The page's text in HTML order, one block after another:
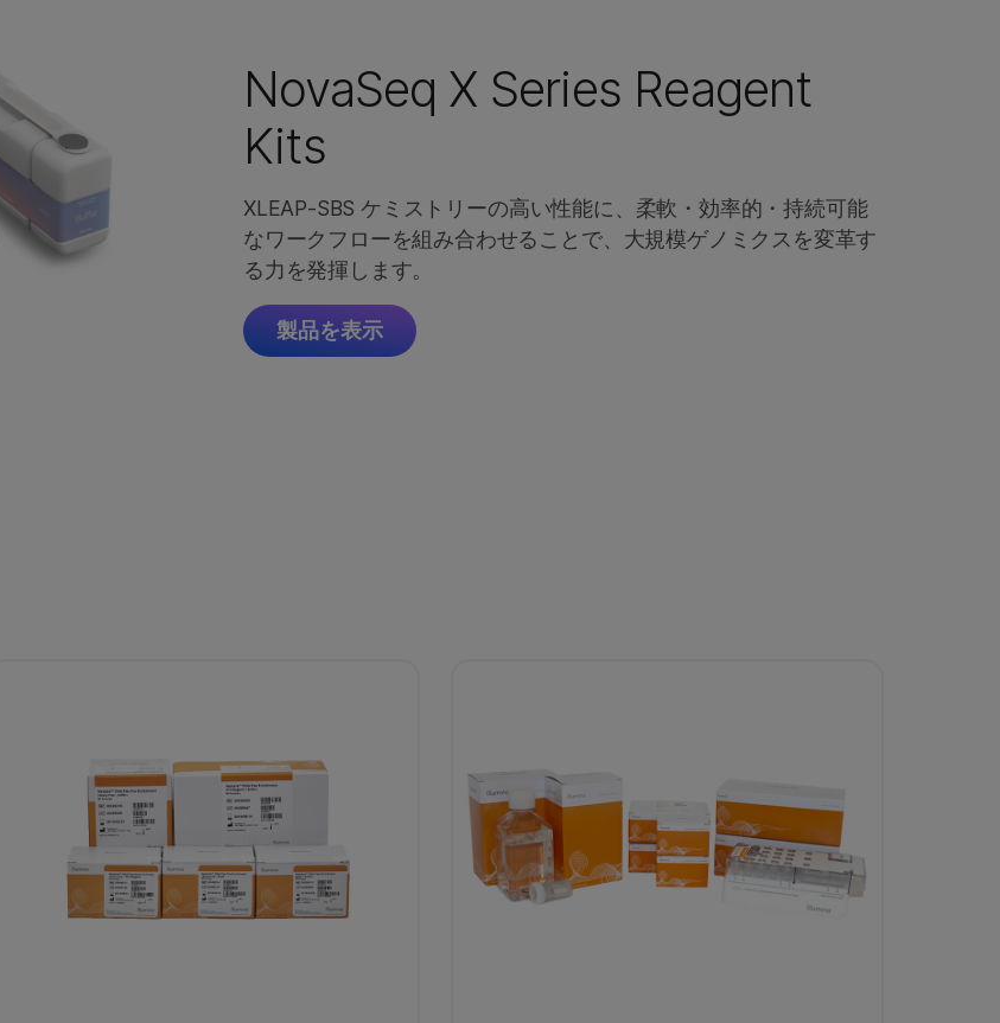
NovaSeq X Series Reagent
Kits
XLEAP‑SBS ケミストリーの高い性能に、柔軟・効率的・持続可能
なワークフローを組み合わせることで、大規模ゲノミクスを変革す
る力を発揮します。
製品を表示